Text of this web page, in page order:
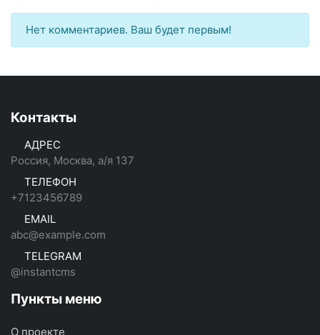
Нет комментариев. Ваш будет первым!
Контакты
АДРЕС
Россия, Москва, а/я 137
ТЕЛЕФОН
+7123456789
EMAIL
abc@example.com
TELEGRAM
@instantcms
Пункты меню
О проекте